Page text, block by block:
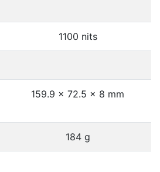
1100 nits
159.9 x 72.5 x 8 mm
184 g